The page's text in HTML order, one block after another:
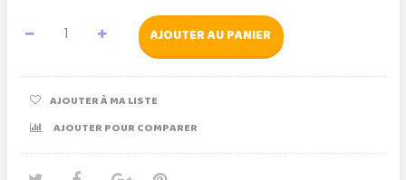
AJOUTER AU PANIER
AJOUTER À MA LISTE
AJOUTER POUR COMPARER